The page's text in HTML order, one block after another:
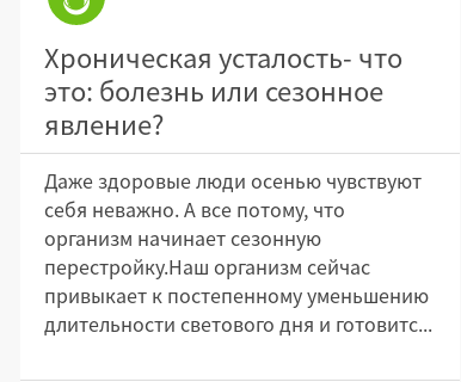
Хроническая усталость- что
это: болезнь или сезонное
явление?
Даже здоровые люди осенью чувствуют
себя неважно. А все потому, что
организм начинает сезонную
перестройку.Наш организм сейчас
привыкает к постепенному уменьшению
длительности светового дня и готовитс...